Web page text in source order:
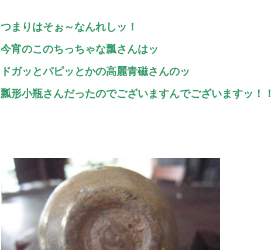
つまりはそぉ～なんれしッ！
今宵のこのちっちゃな瓢さんはッ
ドガッとパピッとかの高麗青磁さんのッ
瓢形小瓶さんだったのでございますんでございますッ！！